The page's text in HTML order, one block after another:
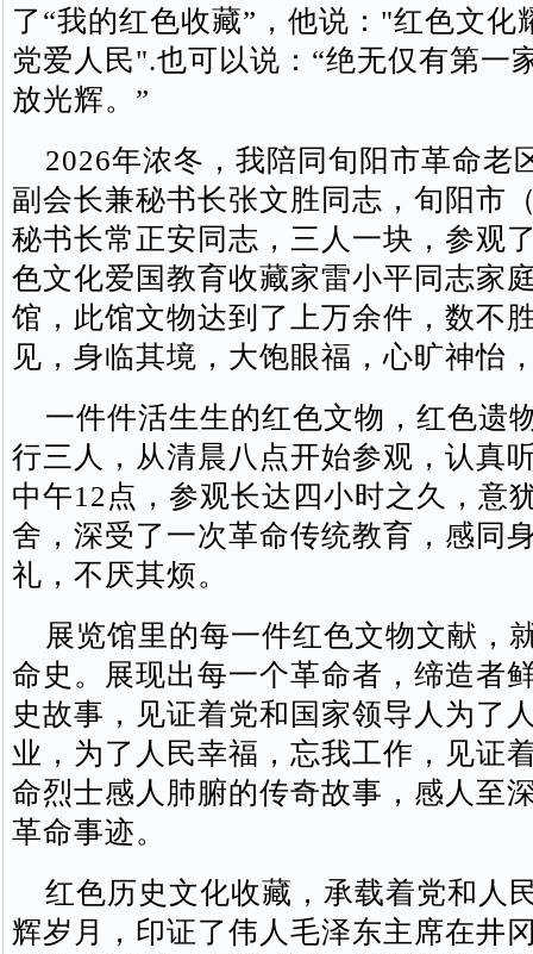
了“我的红色收藏”，他说："红色文化
党爱人民".也可以说：“绝无仅有第一
放光辉。”
2026年浓冬，我陪同旬阳市革命老
副会长兼秘书长张文胜同志，旬阳市
秘书长常正安同志，三人一块，参观
色文化爱国教育收藏家雷小平同志家
馆，此馆文物达到了上万余件，数不
见，身临其境，大饱眼福，心旷神怡
一件件活生生的红色文物，红色遗
行三人，从清晨八点开始参观，认真
中午12点，参观长达四小时之久，意
舍，深受了一次革命传统教育，感同
礼，不厌其烦。
展览馆里的每一件红色文物文献，
命史。展现出每一个革命者，缔造者
史故事，见证着党和国家领导人为了
业，为了人民幸福，忘我工作，见证
命烈士感人肺腑的传奇故事，感人至
革命事迹。
红色历史文化收藏，承载着党和人
辉岁月，印证了伟人毛泽东主席在井